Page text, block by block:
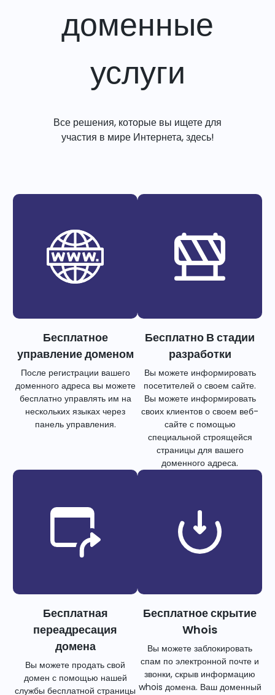
доменные
услуги
Все решения, которые вы ищете для
участия в мире Интернета, здесь!
Бесплатное
управление доменом
После регистрации вашего
доменного адреса вы можете
бесплатно управлять им на
нескольких языках через
панель управления.
Бесплатно В стадии
разработки
Вы можете информировать
посетителей о своем сайте.
Вы можете информировать
своих клиентов о своем веб-
сайте с помощью
специальной строящейся
страницы для вашего
доменного адреса.
Бесплатная
переадресация
домена
Вы можете продать свой
домен с помощью нашей
службы бесплатной страницы
Бесплатное скрытие
Whois
Вы можете заблокировать
спам по электронной почте и
звонки, скрыв информацию
whois домена. Ваш доменный